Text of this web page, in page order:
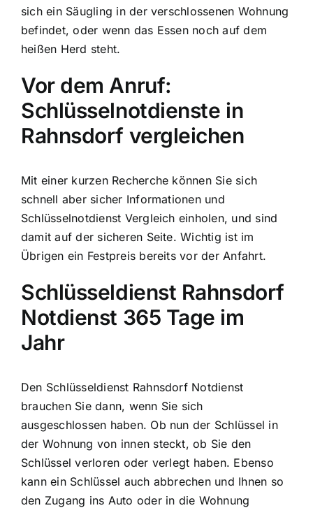
sich ein Säugling in der verschlossenen Wohnung
befindet, oder wenn das Essen noch auf dem
heißen Herd steht.
Vor dem Anruf:
Schlüsselnotdienste in
Rahnsdorf vergleichen
Mit einer kurzen Recherche können Sie sich
schnell aber sicher Informationen und
Schlüsselnotdienst Vergleich einholen, und sind
damit auf der sicheren Seite. Wichtig ist im
Übrigen ein Festpreis bereits vor der Anfahrt.
Schlüsseldienst Rahnsdorf
Notdienst 365 Tage im
Jahr
Den Schlüsseldienst Rahnsdorf Notdienst
brauchen Sie dann, wenn Sie sich
ausgeschlossen haben. Ob nun der Schlüssel in
der Wohnung von innen steckt, ob Sie den
Schlüssel verloren oder verlegt haben. Ebenso
kann ein Schlüssel auch abbrechen und Ihnen so
den Zugang ins Auto oder in die Wohnung